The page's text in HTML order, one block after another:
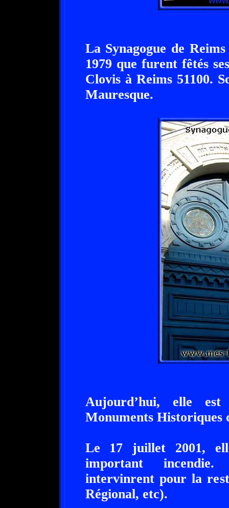
La Synagogue de
1979 que furent fêtés
Clovis à Reims 51100.
Mauresque.
Aujourd’hui, elle est
Monuments Historiques
Le 17 juillet 2001,
important
intervinrent pour la
Régional, etc).